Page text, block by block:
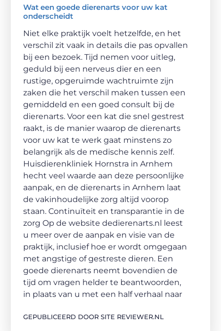
Wat een goede dierenarts voor uw kat
onderscheidt
Niet elke praktijk voelt hetzelfde, en het
verschil zit vaak in details die pas opvallen
bij een bezoek. Tijd nemen voor uitleg,
geduld bij een nerveus dier en een
rustige, opgeruimde wachtruimte zijn
zaken die het verschil maken tussen een
gemiddeld en een goed consult bij de
dierenarts. Voor een kat die snel gestrest
raakt, is de manier waarop de dierenarts
voor uw kat te werk gaat minstens zo
belangrijk als de medische kennis zelf.
Huisdierenkliniek Hornstra in Arnhem
hecht veel waarde aan deze persoonlijke
aanpak, en de dierenarts in Arnhem laat
de vakinhoudelijke zorg altijd voorop
staan. Continuïteit en transparantie in de
zorg Op de website dedierenarts.nl leest
u meer over de aanpak en visie van de
praktijk, inclusief hoe er wordt omgegaan
met angstige of gestreste dieren. Een
goede dierenarts neemt bovendien de
tijd om vragen helder te beantwoorden,
in plaats van u met een half verhaal naar
GEPUBLICEERD DOOR SITE REVIEWER.NL